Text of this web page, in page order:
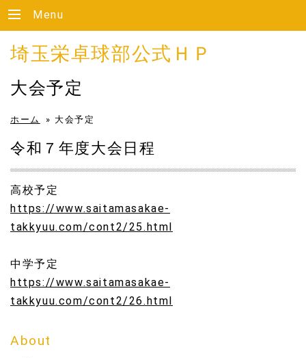
Menu
埼玉栄卓球部公式ＨＰ
大会予定
ホーム » 大会予定
令和７年度大会日程
高校予定
https://www.saitamasakae-
takkyuu.com/cont2/25.html
中学予定
https://www.saitamasakae-
takkyuu.com/cont2/26.html
About